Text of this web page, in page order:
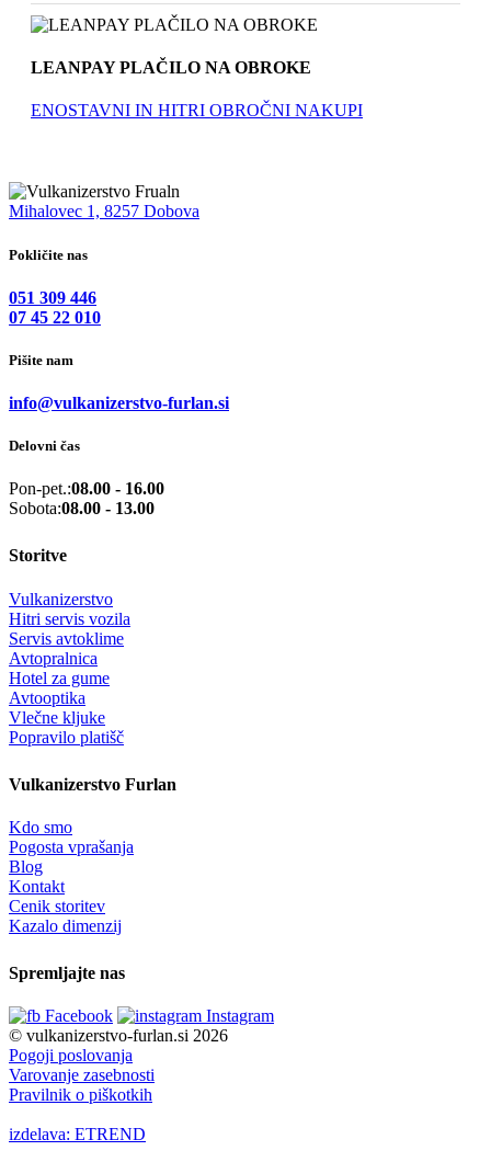
LEANPAY PLAČILO NA OBROKE
ENOSTAVNI IN HITRI OBROČNI NAKUPI
Mihalovec 1, 8257 Dobova
Pokličite nas
051 309 446
07 45 22 010
Pišite nam
info@vulkanizerstvo-furlan.si
Delovni čas
Pon-pet.:08.00 - 16.00
Sobota:08.00 - 13.00
Storitve
Vulkanizerstvo
Hitri servis vozila
Servis avtoklime
Avtopralnica
Hotel za gume
Avtooptika
Vlečne kljuke
Popravilo platišč
Vulkanizerstvo Furlan
Kdo smo
Pogosta vprašanja
Blog
Kontakt
Cenik storitev
Kazalo dimenzij
Spremljajte nas
Facebook
Instagram
© vulkanizerstvo-furlan.si 2026
Pogoji poslovanja
Varovanje zasebnosti
Pravilnik o piškotkih
izdelava: ETREND